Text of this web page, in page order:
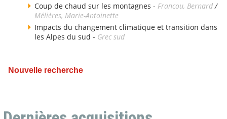
Coup de chaud sur les montagnes - Francou, Bernard /
Mélières, Marie-Antoinette
Impacts du changement climatique et transition dans
les Alpes du sud - Grec sud
Nouvelle recherche